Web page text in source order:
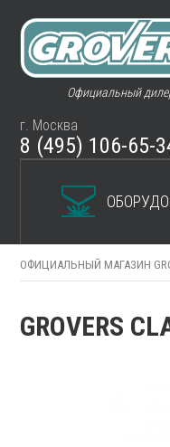
Официальный
г. Москва
8 (495) 106-65-
ОФИЦИАЛЬНЫЙ МАГАЗИН
GROVERS